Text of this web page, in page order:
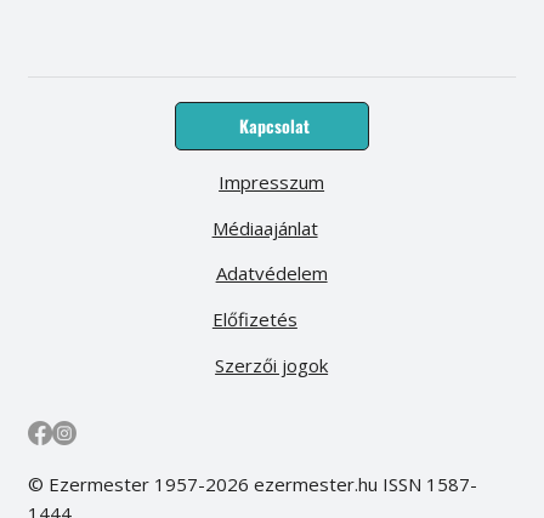
Kapcsolat
Médiaajánlat
Előfizetés
Impresszum
Adatvédelem
Szerzői jogok
© Ezermester 1957-2026 ezermester.hu ISSN 1587-
1444